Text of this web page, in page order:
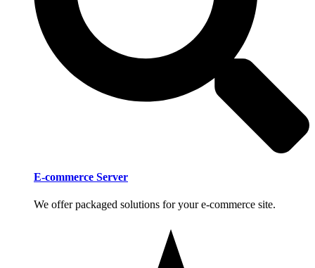
E-commerce Server
We offer packaged solutions for your e-commerce site.